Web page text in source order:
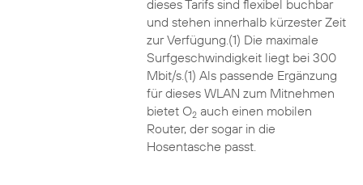
dieses Tarifs sind flexibel buchbar
und stehen innerhalb kürzester Zeit
zur Verfügung.(1) Die maximale
Surfgeschwindigkeit liegt bei 300
Mbit/s.(1) Als passende Ergänzung
für dieses WLAN zum Mitnehmen
bietet O2auch einen mobilen
Router, der sogar in die
Hosentasche passt.